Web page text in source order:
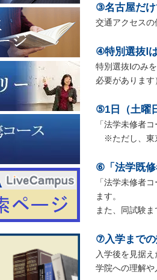
③名古屋だけ
交通アクセスの
④特別選抜Ⅰ
特別選抜Ⅰのみ
必要があります
⑤1日（土曜
「法学未修者
※ただし、東
⑥「法学既修
「法学未修者
ます。
また、同試験
⑦入学までの
入学後を見据
学院への理解や